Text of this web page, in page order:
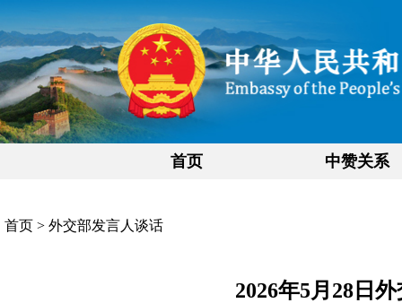
首页 中赞关系
首页 > 外交部发言人谈话
2026年5月28日